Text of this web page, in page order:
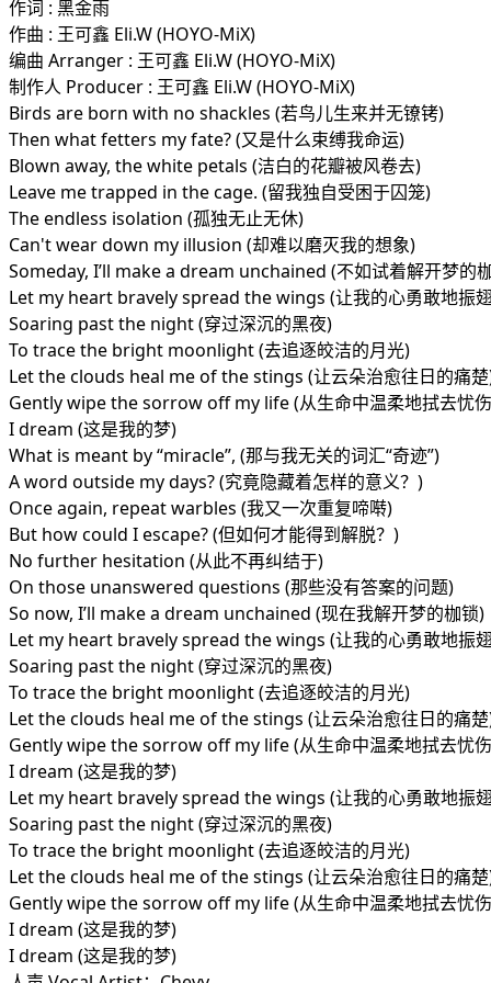
作词 : 黑金雨
作曲 : 王可鑫 Eli.W (HOYO-MiX)
编曲 Arranger : 王可鑫 Eli.W (HOYO-MiX)
制作人 Producer : 王可鑫 Eli.W (HOYO-MiX)
Birds are born with no shackles (若鸟儿生来并无镣铐)
Then what fetters my fate? (又是什么束缚我命运)
Blown away, the white petals (洁白的花瓣被风卷去)
Leave me trapped in the cage. (留我独自受困于囚笼)
The endless isolation (孤独无止无休)
Can't wear down my illusion (却难以磨灭我的想象)
Someday, I’ll make a dream unchained (不如试着解开梦的
Let my heart bravely spread the wings (让我的心勇敢地振
Soaring past the night (穿过深沉的黑夜)
To trace the bright moonlight (去追逐皎洁的月光)
Let the clouds heal me of the stings (让云朵治愈往日的痛
Gently wipe the sorrow off my life (从生命中温柔地拭去忧
I dream (这是我的梦)
What is meant by “miracle”, (那与我无关的词汇“奇迹”)
A word outside my days? (究竟隐藏着怎样的意义？)
Once again, repeat warbles (我又一次重复啼啭)
But how could I escape? (但如何才能得到解脱？)
No further hesitation (从此不再纠结于)
On those unanswered questions (那些没有答案的问题)
So now, I’ll make a dream unchained (现在我解开梦的枷锁)
Let my heart bravely spread the wings (让我的心勇敢地振
Soaring past the night (穿过深沉的黑夜)
To trace the bright moonlight (去追逐皎洁的月光)
Let the clouds heal me of the stings (让云朵治愈往日的痛
Gently wipe the sorrow off my life (从生命中温柔地拭去忧
I dream (这是我的梦)
Let my heart bravely spread the wings (让我的心勇敢地振
Soaring past the night (穿过深沉的黑夜)
To trace the bright moonlight (去追逐皎洁的月光)
Let the clouds heal me of the stings (让云朵治愈往日的痛
Gently wipe the sorrow off my life (从生命中温柔地拭去忧
I dream (这是我的梦)
I dream (这是我的梦)